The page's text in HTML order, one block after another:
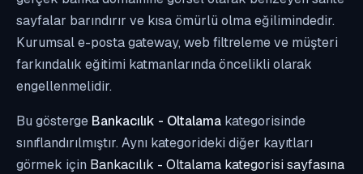
sayfalar barındırır ve kısa ömürlü olma eğilimindedir.
Kurumsal e-posta gateway, web filtreleme ve müşteri
farkındalık eğitimi katmanlarında öncelikli olarak
engellenmelidir.
Bu gösterge Bankacılık - Oltalama kategorisinde
sınıflandırılmıştır. Aynı kategorideki diğer kayıtları
görmek için Bankacılık - Oltalama kategorisi sayfasına